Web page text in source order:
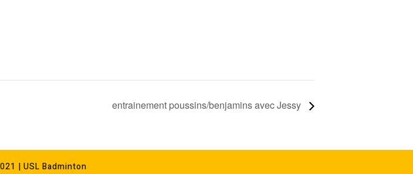
entrainement poussins/benjamins avec Jessy
| USL Badminton